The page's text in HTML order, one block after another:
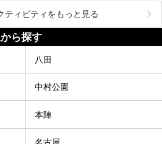
ティビティをもっと見る
ら探す
八田
中村公園
本陣